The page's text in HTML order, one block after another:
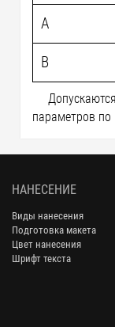
A
B
параметров по
НАНЕСЕНИЕ
Виды нанесения
Подготовка макета
Цвет нанесения
Шрифт текста